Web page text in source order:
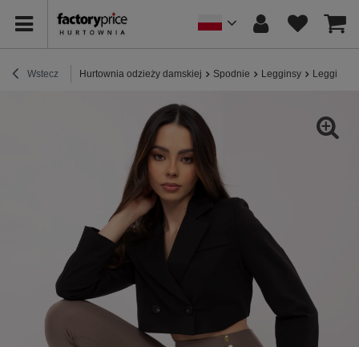
Wstecz Hurtownia odzieży damskiej Spodnie Legginsy Legginsy